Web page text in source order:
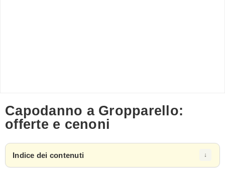
Capodanno a Gropparello:
offerte e cenoni
Indice dei contenuti